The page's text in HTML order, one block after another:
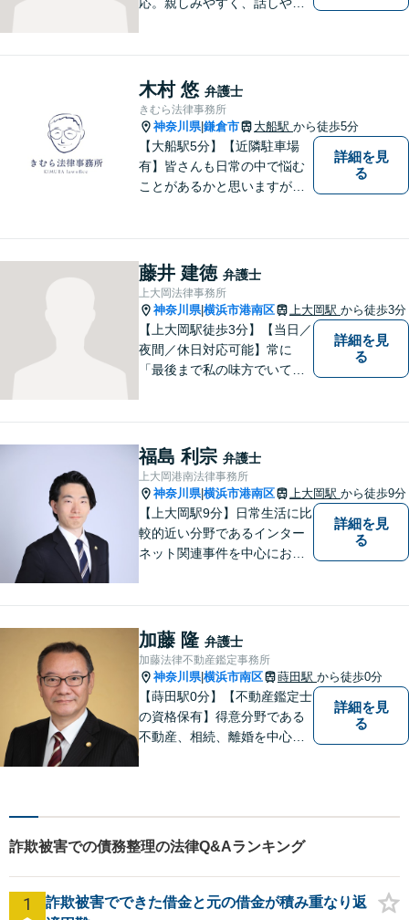
お問い合わせください。
木村 悠 弁護士
きむら法律事務所
神奈川県|鎌倉市 大船駅 から徒歩5分
【大船駅5分】【近隣駐車場
有】皆さんも日常の中で悩む
ことがあるかと思いますが、
方々により良い法律サービス
を届けていきたいと思いま
す。 ぜひご相談ください。
詳細を見
る
藤井 建徳 弁護士
上大岡法律事務所
神奈川県|横浜市港南区 上大岡駅 から徒歩3分
【上大岡駅徒歩3分】【当日／
夜間／休日対応可能】常に
「最後まで私の味方でいてく
の法律事務所として皆様のお
力になれればと考えておりま
す。
詳細を見
る
福島 利宗 弁護士
上大岡港南法律事務所
神奈川県|横浜市港南区 上大岡駅 から徒歩9分
【上大岡駅9分】日常生活に比
較的近い分野であるインター
ネット関連事件を中心にお取
ルにて掲載情報のURL等をお
送りください。見込み、費用
等をご案内させていただきま
す。
詳細を見
る
加藤 隆 弁護士
加藤法律不動産鑑定事務所
神奈川県|横浜市南区 蒔田駅 から徒歩0分
【蒔田駅0分】【不動産鑑定士
の資格保有】得意分野である
不動産、相続、離婚を中心に
り添った弁護活動を目指しま
す。 お困りの方はぜひご相談
ください。
詳細を見
る
詐欺被害での債務整理の法律Q&Aランキング
1
詐欺被害でできた借金と元の借金が積み重なり返